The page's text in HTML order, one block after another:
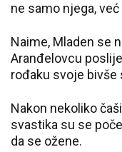
ne samo njega,
Naime, Mladen se
Aranđelovcu
rođaku svoje bivše
Nakon nekoliko
svastika su se
da se ožene.